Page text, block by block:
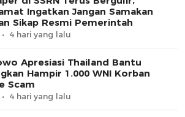
Ingatkan Jangan Samakan
Sikap Resmi Pemerintah
4 hari yang lalu
Apresiasi Thailand Bantu
Hampir 1.000 WNI Korban
Scam
4 hari yang lalu